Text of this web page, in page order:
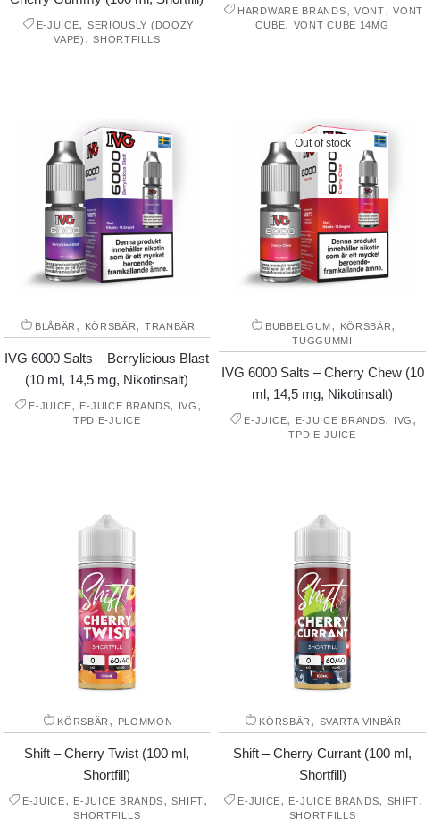
E-JUICE, SERIOUSLY (DOOZY
VAPE) ,SHORTFILLS
HARDWARE BRANDS, VONT,VONT
CUBE, VONT CUBE 14MG
BLÅBÄR , KÖRSBÄR, TRANBÄR
IVG 6000 Salts – Berrylicious Blast
(10 ml, 14,5 mg, Nikotinsalt)
E-JUICE, E-JUICE BRANDS, IVG ,
TPD E-JUICE
Out of stock
BUBBELGUM, KÖRSBÄR,
TUGGUMMI
IVG 6000 Salts – Cherry Chew (10
ml, 14,5 mg, Nikotinsalt)
E-JUICE, E-JUICE BRANDS, IVG ,
TPD E-JUICE
KÖRSBÄR , PLOMMON
Shift – Cherry Twist (100 ml,
Shortfill)
E-JUICE, E-JUICE BRANDS,SHIFT,
SHORTFILLS
KÖRSBÄR , SVARTA VINBÄR
Shift – Cherry Currant (100 ml,
Shortfill)
E-JUICE, E-JUICE BRANDS, SHIFT,
SHORTFILLS